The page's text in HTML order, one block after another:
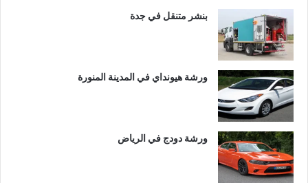
بنشر متنقل في جدة
ورشة هيونداي في المدينة المنورة
ورشة دودج في الرياض